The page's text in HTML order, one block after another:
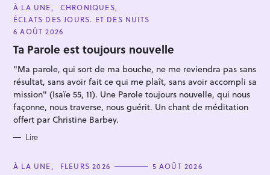
C
A
T
E
G
O
R
E
À LA UNE
CHRONIQUES
ÉCLATS DES JOURS. ET DES NUITS
6 AOÛT 2026
Ta Parole est toujours nouvelle
"Ma parole, qui sort de ma bouche, ne me reviendra pas sans
résultat, sans avoir fait ce qui me plaît, sans avoir accompli sa
mission" (Isaïe 55, 11). Une Parole toujours nouvelle, qui nous
façonne, nous traverse, nous guérit. Un chant de méditation
offert par Christine Barbey.
Lire
C
À LA UNE FLEURS 2026 5 AOÛT 2026
e
c
h
e
r
c
h
e